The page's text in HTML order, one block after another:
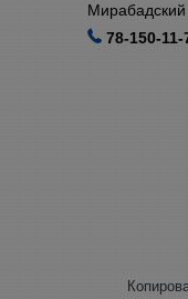
78-150-11-